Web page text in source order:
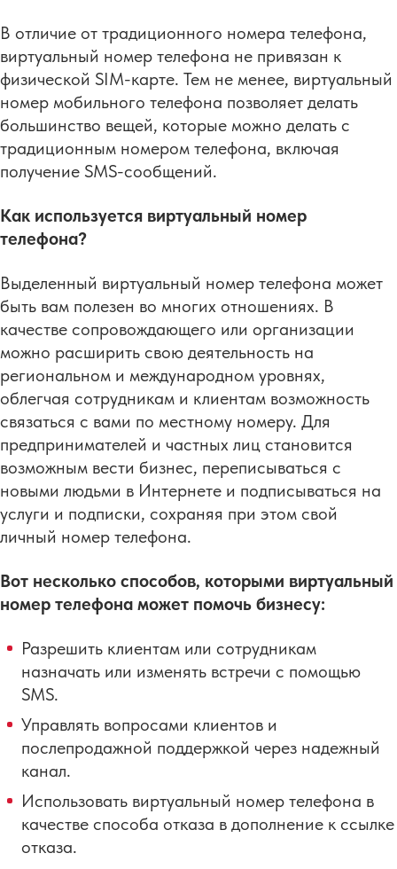
В отличие от традиционного номера телефона,
виртуальный номер телефона не привязан к
физической SIM-карте. Тем не менее, виртуальный
номер мобильного телефона позволяет делать
большинство вещей, которые можно делать с
традиционным номером телефона, включая
получение SMS-сообщений.
Как используется виртуальный номер
телефона?
Выделенный виртуальный номер телефона может
быть вам полезен во многих отношениях. В
качестве сопровождающего или организации
можно расширить свою деятельность на
региональном и международном уровнях,
облегчая сотрудникам и клиентам возможность
связаться с вами по местному номеру. Для
предпринимателей и частных лиц становится
возможным вести бизнес, переписываться с
новыми людьми в Интернете и подписываться на
услуги и подписки, сохраняя при этом свой
личный номер телефона.
Вот несколько способов, которыми виртуальный
номер телефона может помочь бизнесу:
Разрешить клиентам или сотрудникам
назначать или изменять встречи с помощью
SMS.
Управлять вопросами клиентов и
послепродажной поддержкой через надежный
канал.
Использовать виртуальный номер телефона в
качестве способа отказа в дополнение к ссылке
отказа.